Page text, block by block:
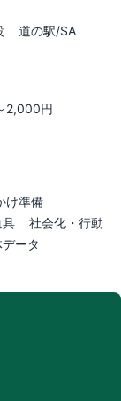
道の駅/SA
2,000円
け準備
具
社会化・行動
ータ